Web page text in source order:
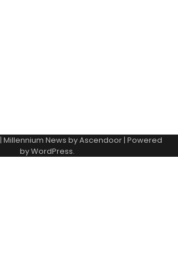
| Millennium News byAscendoor | Powered
byWordPress.